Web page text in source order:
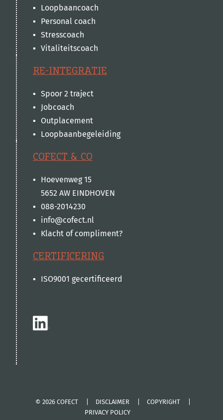
Loopbaancoach
Personal coach
Stresscoach
Vitaliteitscoach
RE-INTEGRATIE
Spoor 2 traject
Jobcoach
Outplacement
Loopbaanbegeleiding
COFECT & CO
Hoevenweg 15
5652 AW EINDHOVEN
088-2014230
info@cofect.nl
Klacht of compliment?
CERTIFICERING
ISO9001 gecertificeerd
© 2026 COFECT DISCLAIMER
COPYRIGHT
PRIVACY POLICY